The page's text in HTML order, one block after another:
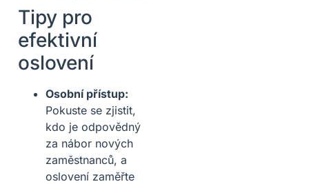
Tipy pro
efektivní
oslovení
Osobní přístup:
Pokuste se zjistit,
kdo je odpovědný
za nábor nových
zaměstnanců, a
oslovení zaměřte